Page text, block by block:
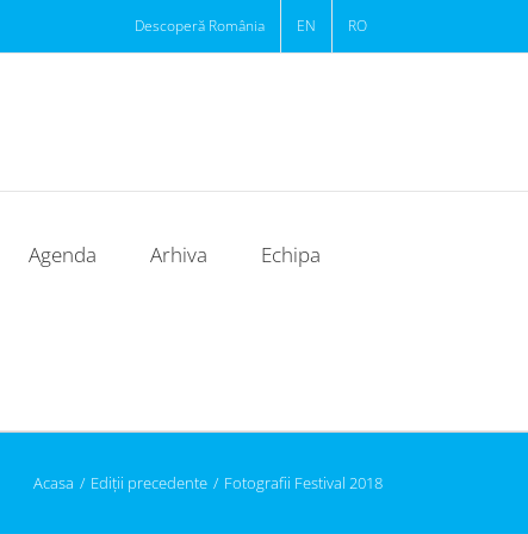
Descoperă România EN RO
Agenda Arhiva Echipa
Acasa / Ediții precedente / Fotografii Festival 2018